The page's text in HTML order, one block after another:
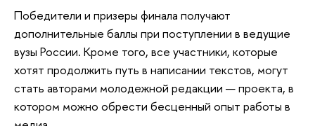
Победители и призеры финала получают
дополнительные баллы при поступлении в ведущие
вузы России. Кроме того, все участники, которые
хотят продолжить путь в написании текстов, могут
стать авторами молодежной редакции — проекта, в
котором можно обрести бесценный опыт работы в